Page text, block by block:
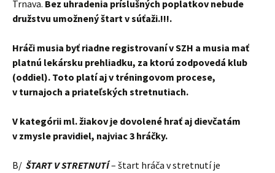
Trnava. Bez uhradenia príslušných poplatkov nebude
družstvu umožnený štart v súťaži.!!!.
Hráči musia byť riadne registrovaní v SZH a musia mať
platnú lekársku prehliadku, za ktorú zodpovedá klub
(oddiel). Toto platí aj v tréningovom procese,
v turnajoch a priateľských stretnutiach.
V kategórii ml. žiakov je dovolené hrať aj dievčatám
v zmysle pravidiel, najviac 3 hráčky.
B/ ŠTART V STRETNUTÍ– štart hráča v stretnutí je